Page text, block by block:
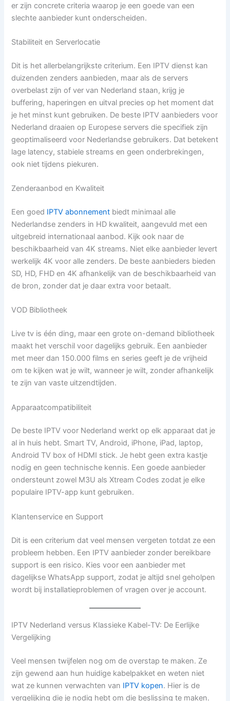
er zijn concrete criteria waarop je een goede van een
slechte aanbieder kunt onderscheiden.
Stabiliteit en Serverlocatie
Dit is het allerbelangrijkste criterium. Een IPTV dienst kan
duizenden zenders aanbieden, maar als de servers
overbelast zijn of ver van Nederland staan, krijg je
buffering, haperingen en uitval precies op het moment dat
je het minst kunt gebruiken. De beste IPTV aanbieders voor
Nederland draaien op Europese servers die specifiek zijn
geoptimaliseerd voor Nederlandse gebruikers. Dat betekent
lage latency, stabiele streams en geen onderbrekingen,
ook niet tijdens piekuren.
Zenderaanbod en Kwaliteit
Een goed IPTV abonnement biedt minimaal alle
Nederlandse zenders in HD kwaliteit, aangevuld met een
uitgebreid internationaal aanbod. Kijk ook naar de
beschikbaarheid van 4K streams. Niet elke aanbieder levert
werkelijk 4K voor alle zenders. De beste aanbieders bieden
SD, HD, FHD en 4K afhankelijk van de beschikbaarheid van
de bron, zonder dat je daar extra voor betaalt.
VOD Bibliotheek
Live tv is één ding, maar een grote on-demand bibliotheek
maakt het verschil voor dagelijks gebruik. Een aanbieder
met meer dan 150.000 films en series geeft je de vrijheid
om te kijken wat je wilt, wanneer je wilt, zonder afhankelijk
te zijn van vaste uitzendtijden.
Apparaatcompatibiliteit
De beste IPTV voor Nederland werkt op elk apparaat dat je
al in huis hebt. Smart TV, Android, iPhone, iPad, laptop,
Android TV box of HDMI stick. Je hebt geen extra kastje
nodig en geen technische kennis. Een goede aanbieder
ondersteunt zowel M3U als Xtream Codes zodat je elke
populaire IPTV-app kunt gebruiken.
Klantenservice en Support
Dit is een criterium dat veel mensen vergeten totdat ze een
probleem hebben. Een IPTV aanbieder zonder bereikbare
support is een risico. Kies voor een aanbieder met
dagelijkse WhatsApp support, zodat je altijd snel geholpen
wordt bij installatieproblemen of vragen over je account.
IPTV Nederland versus Klassieke Kabel-TV: De Eerlijke
Vergelijking
Veel mensen twijfelen nog om de overstap te maken. Ze
zijn gewend aan hun huidige kabelpakket en weten niet
wat ze kunnen verwachten van IPTV kopen. Hier is de
vergelijking die je nodig hebt om die beslissing te maken.